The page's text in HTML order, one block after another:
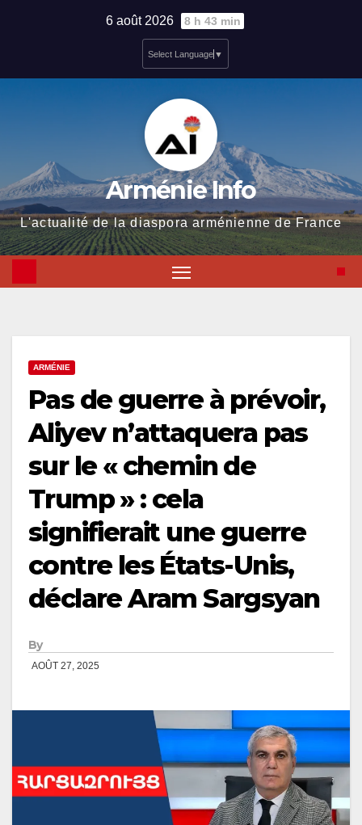
6 août 2026 8 h 43 min
Select Language ▼
Arménie Info
L'actualité de la diaspora arménienne de France
ARMÉNIE
Pas de guerre à prévoir,
Aliyev n’attaquera pas
sur le « chemin de
Trump » : cela
signifierait une guerre
contre les États-Unis,
déclare Aram Sargsyan
By
AOÛT 27, 2025